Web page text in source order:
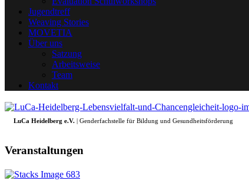
Jugendtreff
Weaving Stories
MOVETIA
Über uns
Satzung
Arbeitsweise
Team
Kontakt
LuCa Heidelberg e.V. | Genderfachstelle für Bildung und Gesundheitsförderung
Veranstaltungen